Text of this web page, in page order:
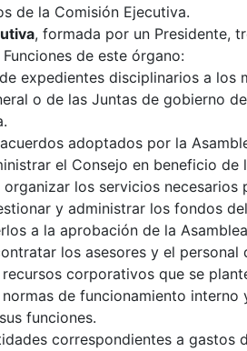
de la Comisión Ejecutiva.
, formada por un Presidente,
de este órgano:
expedientes disciplinarios a
o de las Juntas de gobierno
adoptados por la
el Consejo en beneficio de
organizar los servicios
y administrar los fondos
a la aprobación de la
los asesores y el
recursos corporativos que se
de funcionamiento
funciones.
correspondientes a gastos